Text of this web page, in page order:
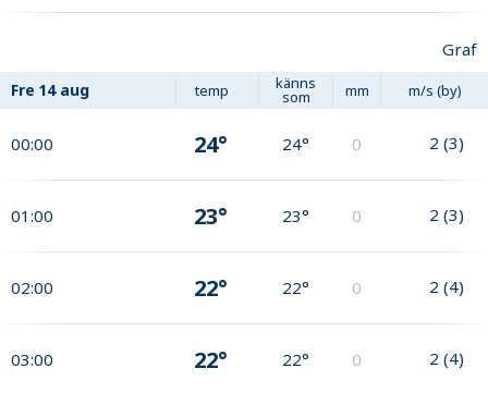
Graf
Fre 14 aug temp känns
som mm m/s (by)
00:00 24° 24° 0 2 (3)
01:00 23° 23° 0 2 (3)
02:00 22° 22° 0 2 (4)
03:00 22° 22° 0 2 (4)